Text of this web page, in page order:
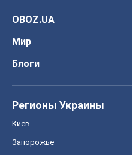
OBOZ.UA
Мир
Блоги
Регионы Украины
Киев
Запорожье